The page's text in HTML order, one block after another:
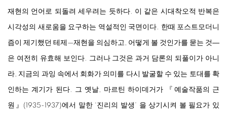
재현의 언어로 되돌려 세우려는 듯하다. 이 같은 시대착오적 반복은
시각성의 새로움을 요구하는 역설적인 국면이다. 한때 포스트모더니
즘이 제기했던 테제—재현을 의심하고, 어떻게 볼 것인가를 묻는 것―
은 여전히 유효해 보인다. 그러나 그것은 과거 담론의 되풀이가 아니
라, 지금의 과잉 속에서 회화가 의미를 다시 발굴할 수 있는 토대를 확
인하는 계기가 된다. 그 옛날, 마르틴 하이데거가 『예술작품의 근
원』(1935-1937)에서 말한 ‘진리의 발생’ 을 상기시켜 볼 필요가 있